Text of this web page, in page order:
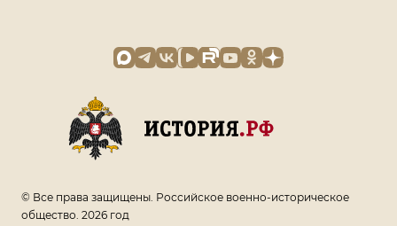
© Все права защищены. Российское военно-историческое
общество. 2026 год